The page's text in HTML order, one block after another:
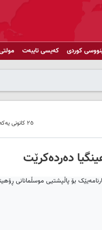
کوردی کەیسی تایبەت
٢٥ کانونی یەکەم ٢٠١٧ - ٠٨:٣٣
دەردەکرێت